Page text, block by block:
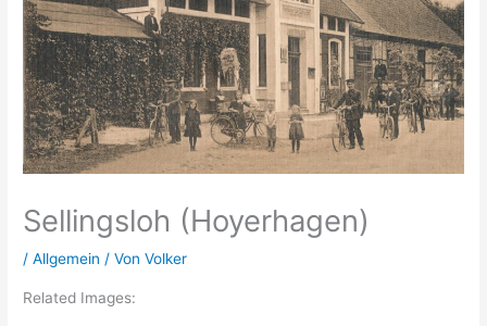
Sellingsloh (Hoyerhagen)
/Allgemein / VonVolker
Related Images: